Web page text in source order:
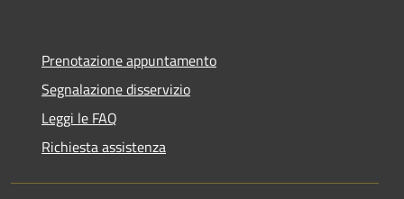
Prenotazione appuntamento
Segnalazione disservizio
Leggi le FAQ
Richiesta assistenza